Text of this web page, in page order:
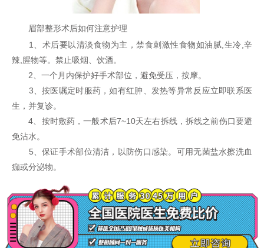
眉部整形术后如何注意护理
1、术后要以清淡食物为主，禁食刺激性食物如油腻,生冷,辛
辣,腥物等。禁止吸烟、饮酒。
2、一个月内保护好手术部位，避免受压，按摩。
3、按医嘱定时服药，如有红肿、发热等异常反应立即联系医
生，并复诊。
4、按时敷药，一般术后7~10天左右拆线，拆线之前伤口要避
免沾水。
5、保证手术部位清洁，以防伤口感染。可用无菌盐水擦洗血
痂或分泌物。